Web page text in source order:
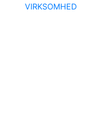
VIRKSOMHED